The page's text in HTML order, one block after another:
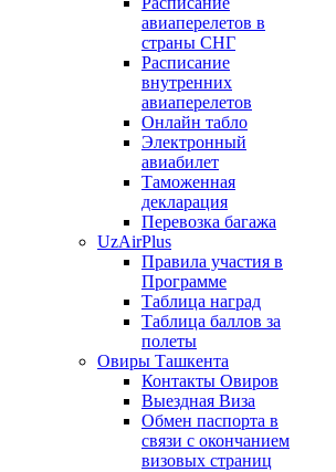
авиаперелетов в
страны СНГ
Расписание
внутренних
авиаперелетов
Онлайн табло
Электронный
авиабилет
Таможенная
декларация
Перевозка багажа
UzAirPlus
Правила участия в
Программе
Таблица наград
Таблица баллов за
полеты
Овиры Ташкента
Контакты Овиров
Выездная Виза
Обмен паспорта в
связи с окончанием
визовых страниц